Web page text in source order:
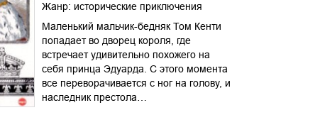
Жанр: исторические приключения
Маленький мальчик-бедняк Том Кенти
попадает во дворец короля, где
встречает удивительно похожего на
себя принца Эдуарда. С этого момента
все переворачивается с ног на голову, и
наследник престола…